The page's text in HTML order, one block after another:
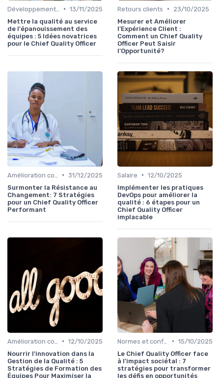
• 13/11/2025
Mettre la qualité au service
de l'épanouissement des
équipes : 5 Idées novatrices
pour le Chief Quality Officer
Retours clients •
23/10/2025
Mesurer et Améliorer
l’Expérience Client :
Comment un Chief Quality
Officer Peut Saisir
l’Opportunité?
• 31/12/2025
Surmonter la Résistance au
Changement: 7 Stratégies
pour un Chief Quality Officer
Performant
Salaire • 12/10/2025
Implémenter les pratiques
DevOps pour améliorer la
qualité : 6 étapes pour un
Chief Quality Officer
implacable
• 12/10/2025
Nourrir l'innovation dans la
Gestion de la Qualité : 5
Stratégies de Formation des
Équipes Pour Maximiser la
• 15/10/2025
Le Chief Quality Officer face
à l'impact sociétal : 7
stratégies pour transformer
les défis en opportunités